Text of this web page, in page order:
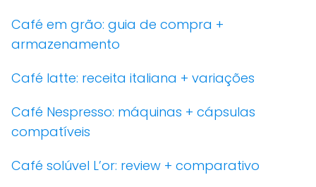
Café em grão: guia de compra +
armazenamento
Café latte: receita italiana + variações
Café Nespresso: máquinas + cápsulas
compatíveis
Café solúvel L’or: review + comparativo